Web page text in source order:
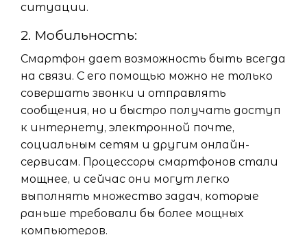
ситуации.
2. Мобильность:
Смартфон дает возможность быть всегда
на связи. С его помощью можно не только
совершать звонки и отправлять
сообщения, но и быстро получать доступ
к интернету, электронной почте,
социальным сетям и другим онлайн-
сервисам. Процессоры смартфонов стали
мощнее, и сейчас они могут легко
выполнять множество задач, которые
раньше требовали бы более мощных
компьютеров.